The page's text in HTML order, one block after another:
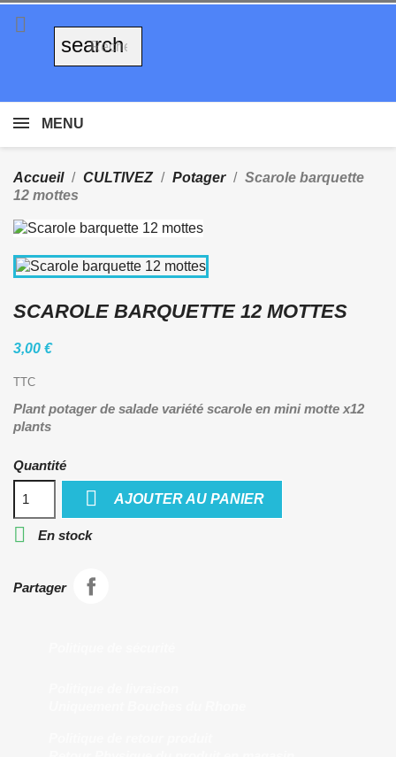

search
MENU
Accueil CULTIVEZ Potager
Scarole barquette
12 mottes
SCAROLE BARQUETTE 12 MOTTES
3,00 €
TTC
Plant potager de salade variété scarole en mini motte x12
plants
Quantité
 AJOUTER AU PANIER
 En stock
Partager